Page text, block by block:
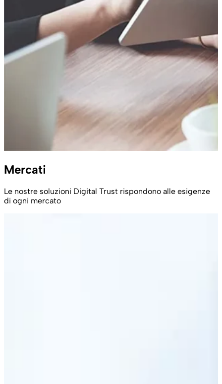
Mercati
Le nostre soluzioni Digital Trust rispondono alle esigenze
di ogni mercato